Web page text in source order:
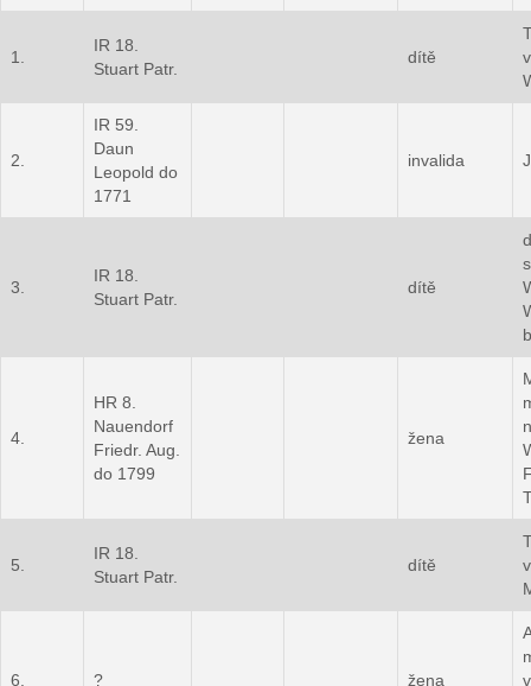
1.
IR 18.
Stuart Patr.
dítě
2.
IR 59.
Daun
Leopold do
1771
invalida
3.
IR 18.
Stuart Patr.
dítě
4.
HR 8.
Nauendorf
Friedr. Aug.
do 1799
žena
5.
IR 18.
Stuart Patr.
dítě
6. ? žena